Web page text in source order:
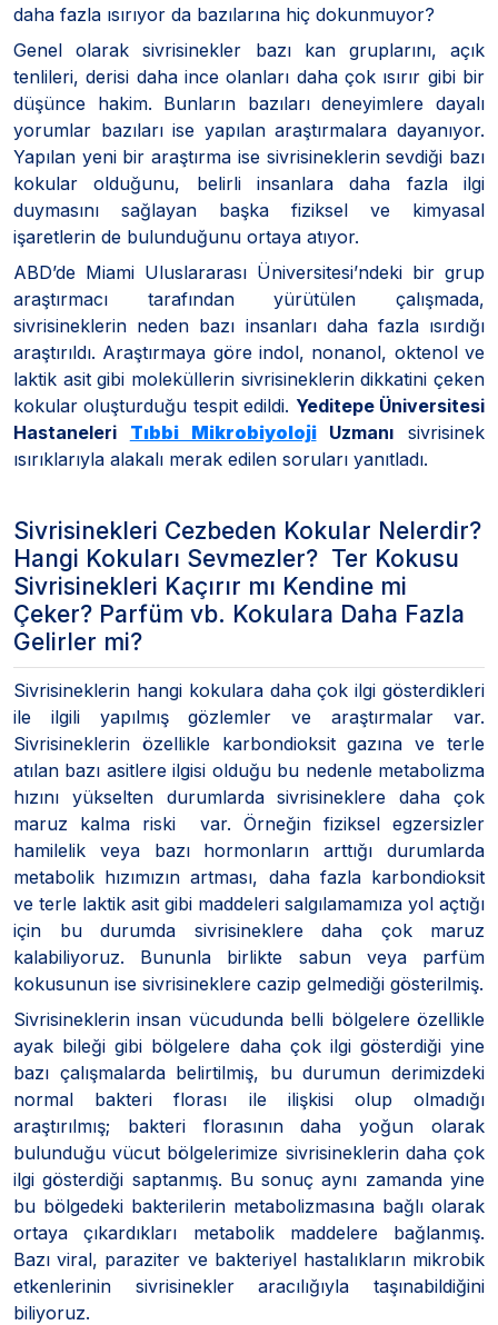
daha fazla ısırıyor da bazılarına hiç dokunmuyor?
Genel olarak sivrisinekler bazı kan gruplarını, açık
tenlileri, derisi daha ince olanları daha çok ısırır gibi bir
düşünce hakim. Bunların bazıları deneyimlere dayalı
yorumlar bazıları ise yapılan araştırmalara dayanıyor.
Yapılan yeni bir araştırma ise sivrisineklerin sevdiği bazı
kokular olduğunu, belirli insanlara daha fazla ilgi
duymasını sağlayan başka fiziksel ve kimyasal
işaretlerin de bulunduğunu ortaya atıyor.
ABD’de Miami Uluslararası Üniversitesi’ndeki bir grup
araştırmacı tarafından yürütülen çalışmada,
sivrisineklerin neden bazı insanları daha fazla ısırdığı
araştırıldı. Araştırmaya göre indol, nonanol, oktenol ve
laktik asit gibi moleküllerin sivrisineklerin dikkatini çeken
kokular oluşturduğu tespit edildi. Yeditepe Üniversitesi
Hastaneleri Tıbbi MikrobiyolojiUzmanı sivrisinek
ısırıklarıyla alakalı merak edilen soruları yanıtladı.
Sivrisinekleri Cezbeden Kokular Nelerdir?
Hangi Kokuları Sevmezler? Ter Kokusu
Sivrisinekleri Kaçırır mı Kendine mi
Çeker? Parfüm vb. Kokulara Daha Fazla
Gelirler mi?
Sivrisineklerin hangi kokulara daha çok ilgi gösterdikleri
ile ilgili yapılmış gözlemler ve araştırmalar var.
Sivrisineklerin özellikle karbondioksit gazına ve terle
atılan bazı asitlere ilgisi olduğu bu nedenle metabolizma
hızını yükselten durumlarda sivrisineklere daha çok
maruz kalma riski var. Örneğin fiziksel egzersizler
hamilelik veya bazı hormonların arttığı durumlarda
metabolik hızımızın artması, daha fazla karbondioksit
ve terle laktik asit gibi maddeleri salgılamamıza yol açtığı
için bu durumda sivrisineklere daha çok maruz
kalabiliyoruz. Bununla birlikte sabun veya parfüm
kokusunun ise sivrisineklere cazip gelmediği gösterilmiş.
Sivrisineklerin insan vücudunda belli bölgelere özellikle
ayak bileği gibi bölgelere daha çok ilgi gösterdiği yine
bazı çalışmalarda belirtilmiş, bu durumun derimizdeki
normal bakteri florası ile ilişkisi olup olmadığı
araştırılmış; bakteri florasının daha yoğun olarak
bulunduğu vücut bölgelerimize sivrisineklerin daha çok
ilgi gösterdiği saptanmış. Bu sonuç aynı zamanda yine
bu bölgedeki bakterilerin metabolizmasına bağlı olarak
ortaya çıkardıkları metabolik maddelere bağlanmış.
Bazı viral, paraziter ve bakteriyel hastalıkların mikrobik
etkenlerinin sivrisinekler aracılığıyla taşınabildiğini
biliyoruz.